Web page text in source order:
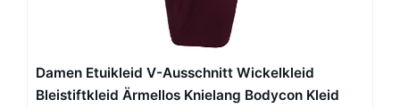
Damen Etuikleid V-Ausschnitt Wickelkleid
Bleistiftkleid Ärmellos Knielang Bodycon Kleid